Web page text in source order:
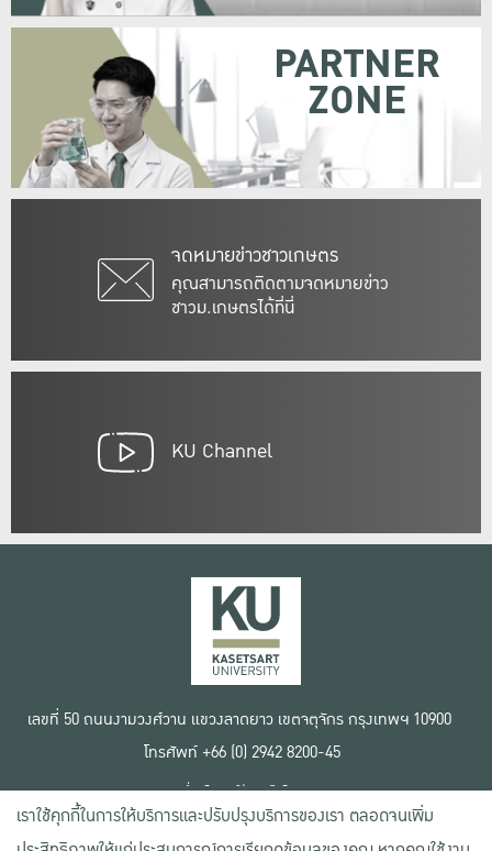
จดหมายข่าวชาวเกษตร
คุณสามารถติดตามจดหมายข่าว
ชาวม.เกษตรได้ที่นี่
PARTNER
ZONE
KU Channel
เลขที่ 50 ถนนงามวงศ์วาน แขวงลาดยาว เขตจตุจักร กรุงเทพฯ 10900
โทรศัพท์ +66 (0) 2942 8200-45
เงื่อนไขการใช้งานเว็บไซต์
ข้อตกลงด้านสิทธิ์ใช้งาน
นโยบายความเป็นส่วนตัว
เราใช้คุกกี้ในการให้บริการและปรับปรุงบริการของเรา ตลอดจนเพิ่ม